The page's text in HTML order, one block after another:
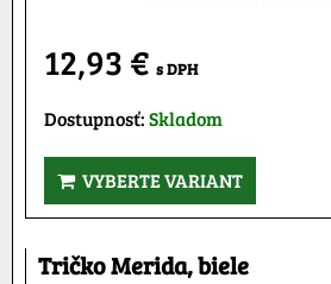
12,93 € s DPH
Dostupnosť:Skladom
VYBERTE VARIANT
Tričko Merida, biele